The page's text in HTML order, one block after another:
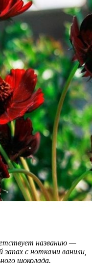
названию —
с нотками ванили,
шоколада.